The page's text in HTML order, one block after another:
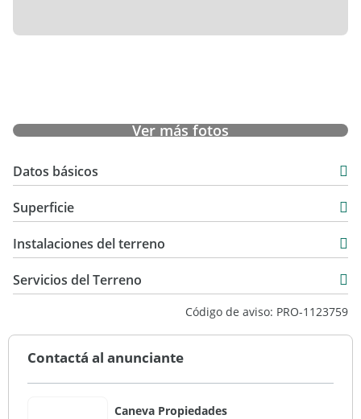
Ver más fotos
Datos básicos
Superficie
168 m2
Instalaciones del terreno
Servicios del Terreno
Código de aviso: PRO-1123759
Contactá al anunciante
Caneva Propiedades